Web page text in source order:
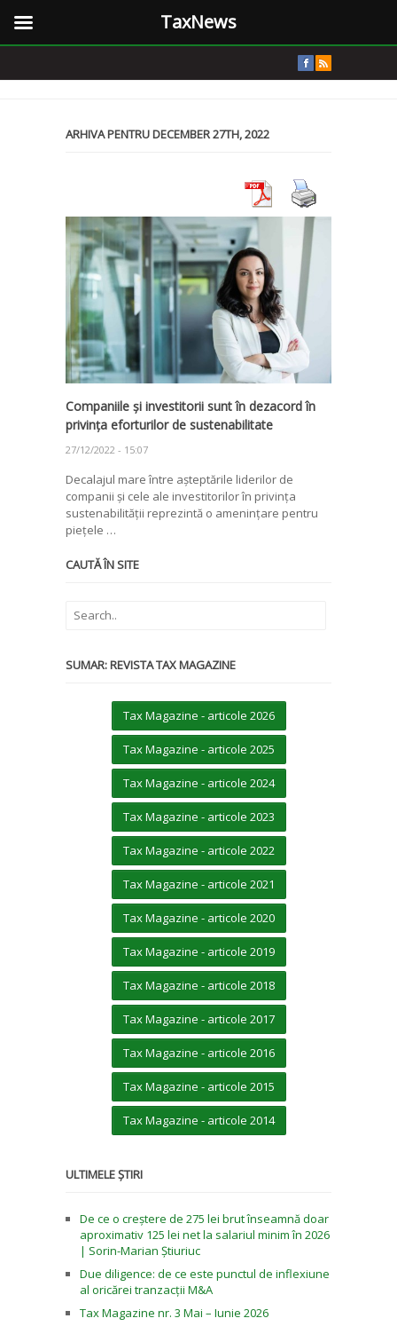
ARHIVA PENTRU DECEMBER 27TH, 2022
Companiile și investitorii sunt în dezacord în
privința eforturilor de sustenabilitate
27/12/2022 - 15:07
Decalajul mare între așteptările liderilor de
companii și cele ale investitorilor în privința
sustenabilității reprezintă o amenințare pentru
piețele …
CAUTĂ ÎN SITE
SUMAR: REVISTA TAX MAGAZINE
Tax Magazine - articole 2026
Tax Magazine - articole 2025
Tax Magazine - articole 2024
Tax Magazine - articole 2023
Tax Magazine - articole 2022
Tax Magazine - articole 2021
Tax Magazine - articole 2020
Tax Magazine - articole 2019
Tax Magazine - articole 2018
Tax Magazine - articole 2017
Tax Magazine - articole 2016
Tax Magazine - articole 2015
Tax Magazine - articole 2014
ULTIMELE ȘTIRI
De ce o creștere de 275 lei brut înseamnă doar
aproximativ 125 lei net la salariul minim în 2026
| Sorin-Marian Știuriuc
Due diligence: de ce este punctul de inflexiune
al oricărei tranzacții M&A
Tax Magazine nr. 3 Mai – Iunie 2026
TaxNews